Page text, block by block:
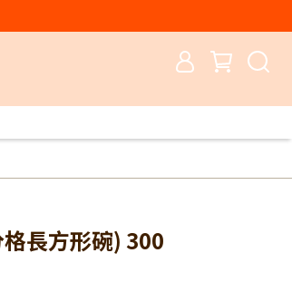
長方形碗) 300